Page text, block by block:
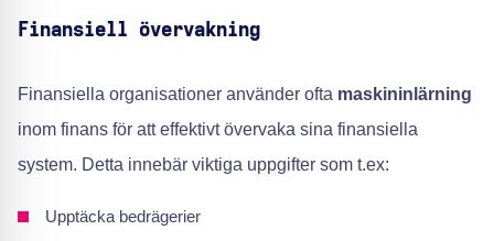
Finansiell övervakning
Finansiella organisationer använder ofta maskininlärning
inom finans för att effektivt övervaka sina finansiella
system. Detta innebär viktiga uppgifter som t.ex:
Upptäcka bedrägerier